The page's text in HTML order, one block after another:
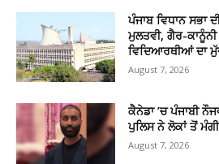
ਪੰਜਾਬ ਵਿਧਾਨ ਸਭਾ
ਮੁਲਤਵੀ, ਗੈਰ-
ਵਿਦਿਆਰਥੀਆਂ ਦਾ
August 7, 2026
ਕੈਨੇਡਾ ’ਚ ਪੰਜਾਬੀ
ਪੁਲਿਸ ਨੇ ਲੋਕਾਂ ਤੋਂ
August 7, 2026